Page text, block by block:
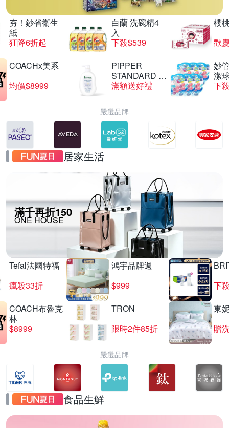
夯！鈔省衛生
紙
狂降6折起
白蘭 洗碗精4
入
下殺$539
櫻
歡
COACHx美系
均價$8999
PiPPER
STANDARD 沛
柏
滿額送好禮
妙
潔
下
嚴選品牌
居家生活
滿千再折150
ONE HOUSE
Tefal法國特福
瘋殺33折
鴻宇品牌週
$999
下
COACH布魯克
林
$8999
TRON
限時2件85折
東
贈
嚴選品牌
食品生鮮